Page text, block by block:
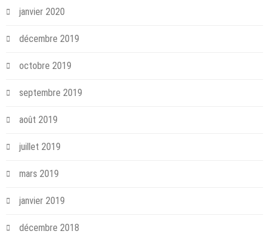
janvier 2020
décembre 2019
octobre 2019
septembre 2019
août 2019
juillet 2019
mars 2019
janvier 2019
décembre 2018